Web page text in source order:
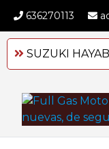
636270113
SUZUKI
Skip
content